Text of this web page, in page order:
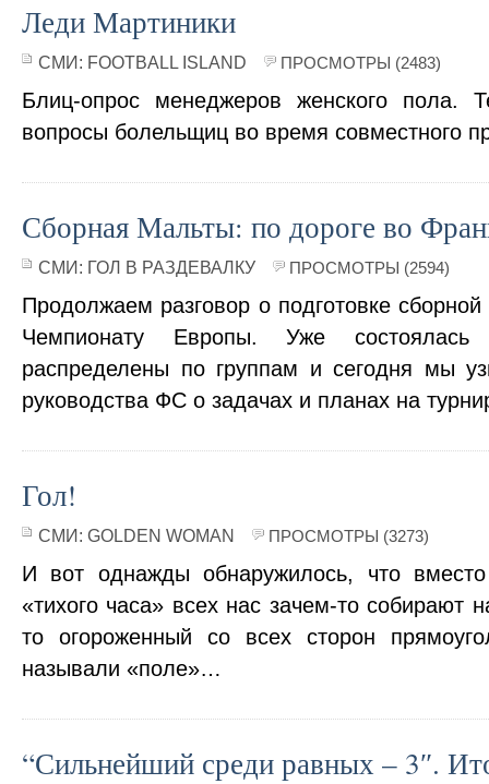
Леди Мартиники
СМИ: FOOTBALL ISLAND ПРОСМОТРЫ (2483)
Блиц-опрос менеджеров женского пола.
вопросы болельщиц во время совместного
Сборная Мальты: по дороге во
СМИ: ГОЛ В РАЗДЕВАЛКУ ПРОСМОТРЫ (2594)
Продолжаем разговор о подготовке
Чемпионату Европы. Уже состоялась
распределены по группам и сегодня мы
руководства ФС о задачах и планах на
Гол!
СМИ: GOLDEN WOMAN ПРОСМОТРЫ (3273)
И вот однажды обнаружилось, что
«тихого часа» всех нас зачем-то собирают
то огороженный со всех сторон
называли «поле»…
“Сильнейший среди равных – 3″.